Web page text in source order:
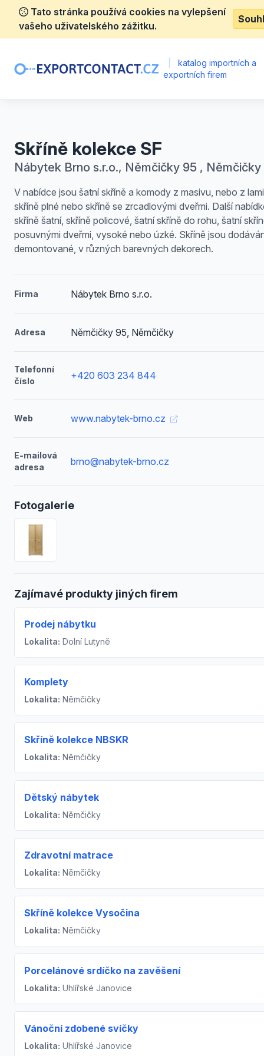
Tato stránka používá cookies na vylepšení
vašeho uživatelského zážitku.
katalog importních a
exportních firem
Skříně kolekce SF
Nábytek Brno s.r.o., Němčičky 95 , Němčičky
V nabídce jsou šatní skříně a komody z masivu, nebo z
skříně plné nebo skříně se zrcadlovými dveřmi. Další
skříně šatní, skříně policové, šatní skříně do rohu, šatní
posuvnými dveřmi, vysoké nebo úzké. Skříně jsou
demontované, v různých barevných dekorech.
Firma Nábytek Brno s.r.o.
Adresa Němčičky 95, Němčičky
Telefonní
číslo
+420 603 234 844
Web www.nabytek-brno.cz
E-mailová
adresa
brno@nabytek-brno.cz
Fotogalerie
Zajímavé produkty jiných firem
Prodej nábytku
Lokalita: Dolní Lutyně
Komplety
Lokalita: Němčičky
Skříně kolekce NBSKR
Lokalita: Němčičky
Dětský nábytek
Lokalita: Němčičky
Zdravotní matrace
Lokalita: Němčičky
Skříně kolekce Vysočina
Lokalita: Němčičky
Porcelánové srdíčko na zavěšení
Lokalita: Uhlířské Janovice
Vánoční zdobené svíčky
Lokalita: Uhlířské Janovice